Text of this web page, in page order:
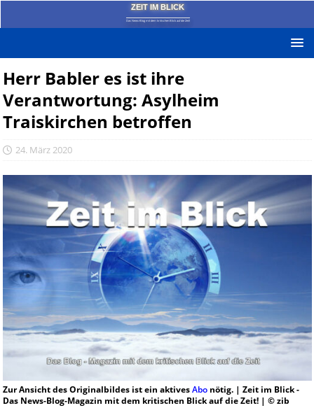
ZEIT IM BLICK
Das News-Blog mit dem kritischen Blick auf die Zeit!
Herr Babler es ist ihre
Verantwortung: Asylheim
Traiskirchen betroffen
24. März 2020
Zur Ansicht des Originalbildes ist ein aktivesAbonötig. | Zeit im Blick -
Das News-Blog-Magazin mit dem kritischen Blick auf die Zeit! | © zib